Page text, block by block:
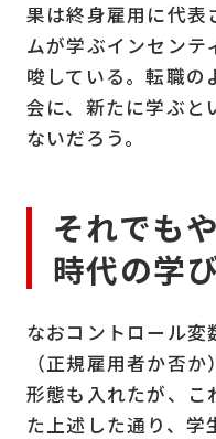
果は終身雇用に代表
ムが学ぶインセンテ
唆している。転職の
会に、新たに学ぶと
ないだろう。
それでも
時代の学
なおコントロール変
（正規雇用者か否
形態も入れたが、こ
た上述した通り、学